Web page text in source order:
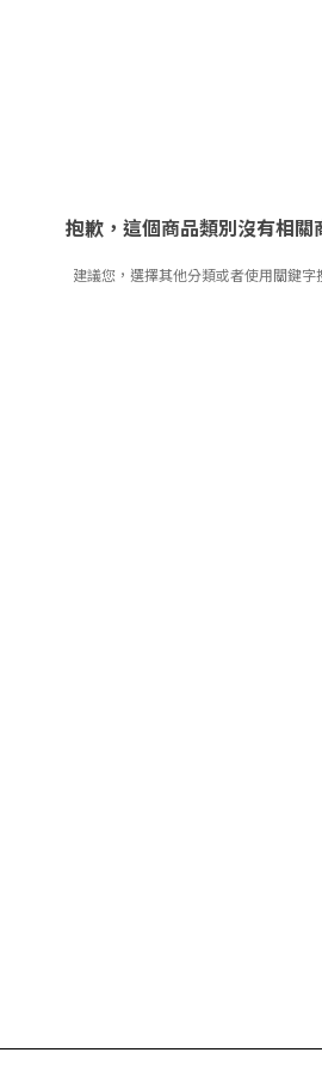
抱歉，這個商品類別沒有相關
建議您，選擇其他分類或者使用關鍵字